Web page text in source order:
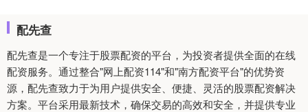
配先查
配先查是一个专注于股票配资的平台，为投资者提供全面的在线
配资服务。通过整合"网上配资114"和"南方配资平台"的优势资
源，配先查致力于为用户提供安全、便捷、灵活的股票配资解决
方案。平台采用最新技术，确保交易的高效和安全，并提供专业